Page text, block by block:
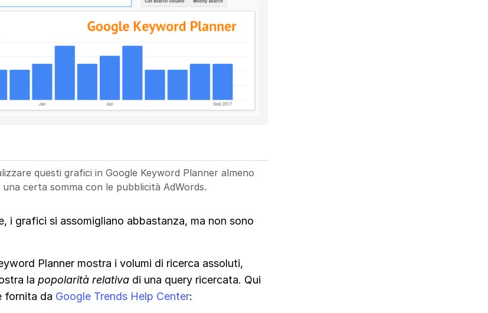
questi grafici in Google Keyword Planner almeno
certa somma con le pubblicità AdWords.
i grafici si assomigliano abbastanza, ma non sono
Planner mostra i volumi di ricerca assoluti,
la popolarità relativa di una query ricercata. Qui
fornita da Google Trends Help Center: